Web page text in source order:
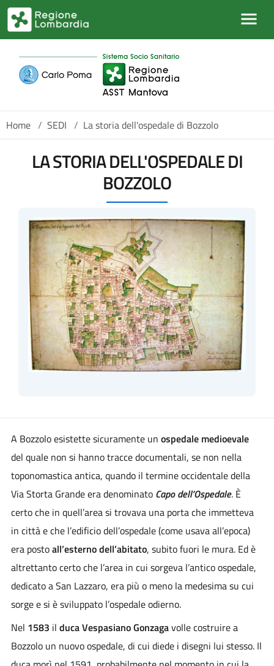
Salta al contenuto principale
Home / SEDI / La storia dell'ospedale di Bozzolo
LA STORIA DELL'OSPEDALE DI
BOZZOLO
A Bozzolo esistette sicuramente un ospedale medioevale
del quale non si hanno tracce documentali, se non nella
toponomastica antica, quando il termine occidentale della
Via Storta Grande era denominato Capo dell’Ospedale. È
certo che in quell’area si trovava una porta che immetteva
in città e che l’edificio dell’ospedale (come usava all’epoca)
era postoall’esterno dell’abitato, subito fuori le mura. Ed è
altrettanto certo che l’area in cui sorgeva l’antico ospedale,
dedicato a San Lazzaro, era più o meno la medesima su cui
sorge e si è sviluppato l’ospedale odierno.
Nel 1583 il duca Vespasiano Gonzagavolle costruire a
Bozzolo un nuovo ospedale, di cui diede i disegni lui stesso. Il